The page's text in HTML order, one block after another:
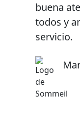
buena
todos y
servicio.